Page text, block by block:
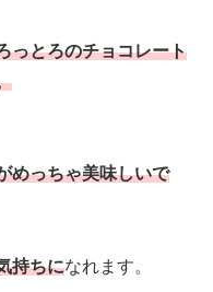
っとろのチョコレート
めっちゃ美味しいで
持ちになれます。